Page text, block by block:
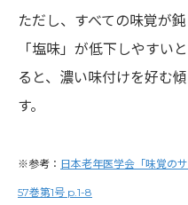
ただし、すべての味覚が
「塩味」が低下しやすい
ると、濃い味付けを好む
す。
※参考： 日本老年医学会「味覚の
57巻第1号 p.1-8